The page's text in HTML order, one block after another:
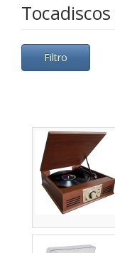
Tocadiscos
Filtro